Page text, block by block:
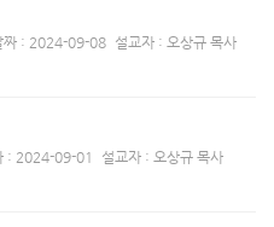
짜 : 2024-09-08 설교자 : 오상규 목사
: 2024-09-01 설교자 : 오상규 목사